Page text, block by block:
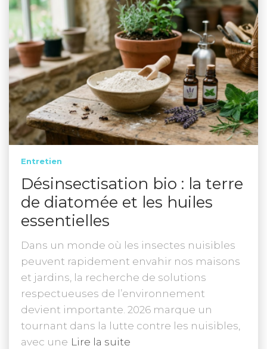
Entretien
Désinsectisation bio : la terre
de diatomée et les huiles
essentielles
Dans un monde où les insectes nuisibles
peuvent rapidement envahir nos maisons
et jardins, la recherche de solutions
respectueuses de l’environnement
devient importante. 2026 marque un
tournant dans la lutte contre les nuisibles,
avec une Lire la suite